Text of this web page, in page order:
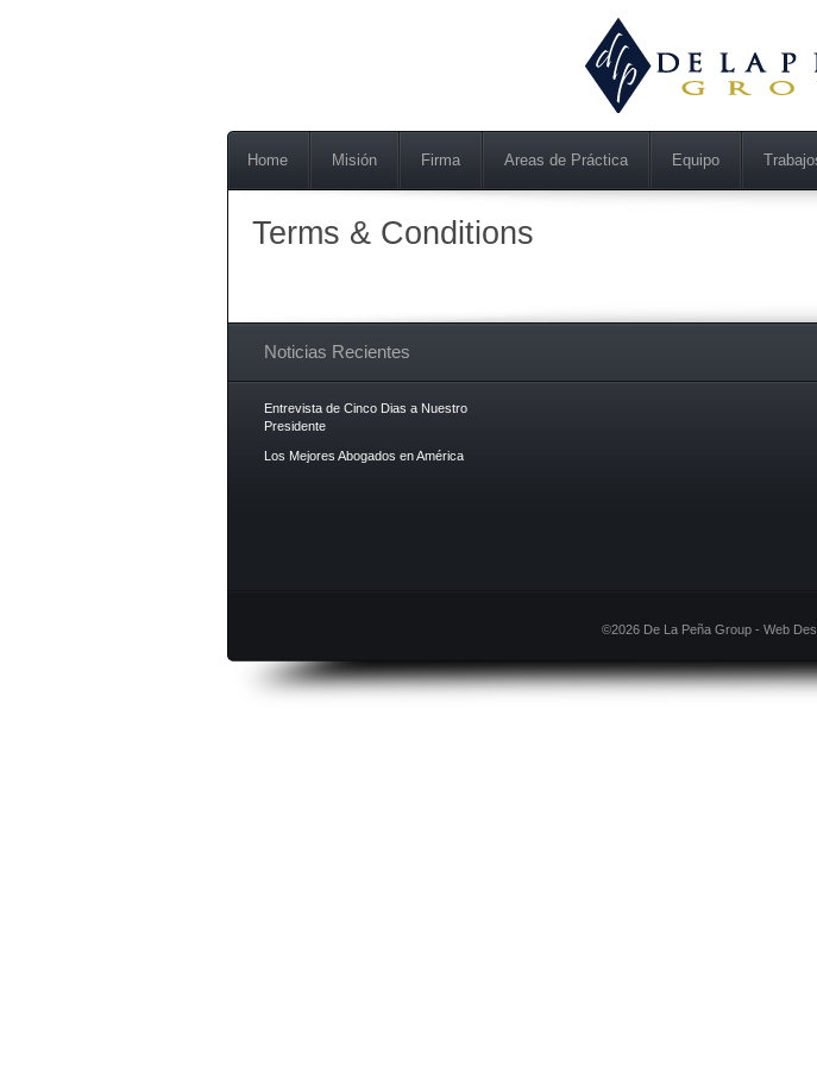
Home Misión Firma Areas de Práctica Equipo
Terms & Conditions
Noticias Recientes
Entrevista de Cinco Dias a Nuestro
Presidente
Los Mejores Abogados en América
©2026 De La Peña Group - Web